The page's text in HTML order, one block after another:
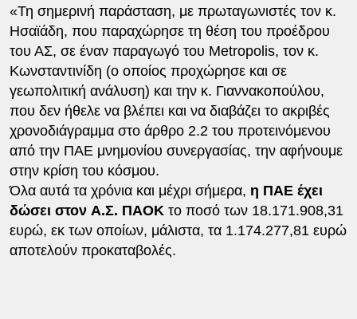
«Τη σημερινή παράσταση, με πρωταγωνιστές τον κ.
Ησαϊάδη, που παραχώρησε τη θέση του προέδρου
του ΑΣ, σε έναν παραγωγό του Metropolis, τον κ.
Κωνσταντινίδη (ο οποίος προχώρησε και σε
γεωπολιτική ανάλυση) και την κ. Γιαννακοπούλου,
που δεν ήθελε να βλέπει και να διαβάζει το ακριβές
χρονοδιάγραμμα στο άρθρο 2.2 του προτεινόμενου
από την ΠΑΕ μνημονίου συνεργασίας, την αφήνουμε
στην κρίση του κόσμου.
Όλα αυτά τα χρόνια και μέχρι σήμερα, η ΠΑΕ έχει
δώσει στον Α.Σ. ΠΑΟΚ το ποσό των 18.171.908,31
ευρώ, εκ των οποίων, μάλιστα, τα 1.174.277,81 ευρώ
αποτελούν προκαταβολές.